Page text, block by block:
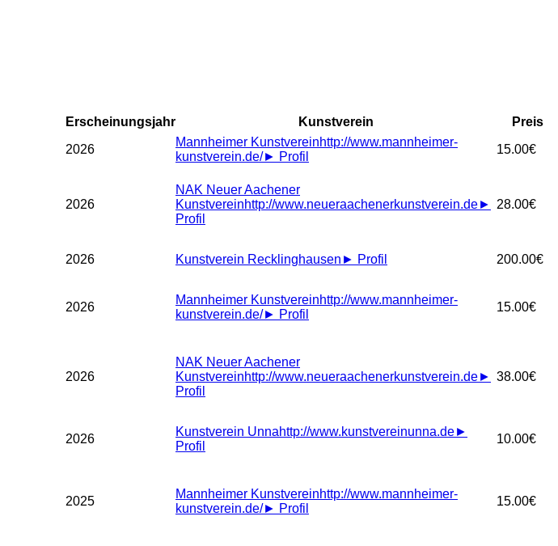
Erscheinungsjahr Kunstverein
Preis
2026
Mannheimer Kunstvereinhttp://www.mannheimer-
kunstverein.de/► Profil
15.00€
2026
NAK Neuer Aachener
Kunstvereinhttp://www.neueraachenerkunstverein.de►
Profil
28.00€
2026 Kunstverein Recklinghausen ► Profil 200.00€
2026
Mannheimer Kunstvereinhttp://www.mannheimer-
kunstverein.de/► Profil
15.00€
2026
NAK Neuer Aachener
Kunstvereinhttp://www.neueraachenerkunstverein.de►
Profil
38.00€
2026
Kunstverein Unnahttp://www.kunstvereinunna.de►
Profil
10.00€
2025
Mannheimer Kunstvereinhttp://www.mannheimer-
kunstverein.de/► Profil
15.00€